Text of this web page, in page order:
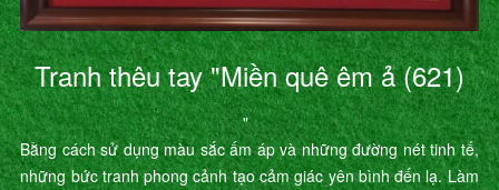
Tranh thêu tay "Miền quê êm ả (621)
"
Bằng cách sử dụng màu sắc ấm áp và những đường nét tinh tế,
những bức tranh phong cảnh tạo cảm giác yên bình đến lạ. Làm